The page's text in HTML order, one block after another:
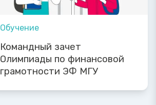
Обучение
Командный зачет
Олимпиады по финансовой
грамотности ЭФ МГУ